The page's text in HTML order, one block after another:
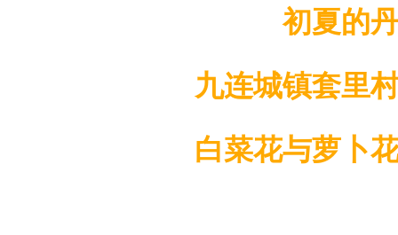
初夏的
九连城镇套里
白菜花与萝卜